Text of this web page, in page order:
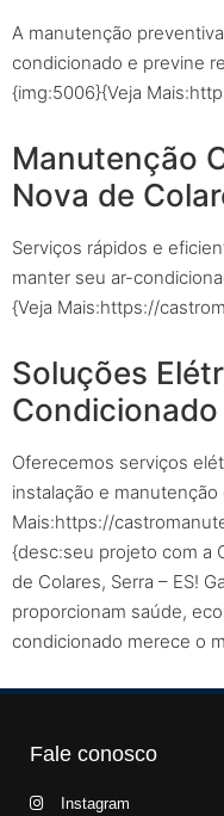
A manutenção
condicionado e previne
{img:5006}{Veja
Manutenção
Nova de
Serviços rápidos e
manter seu ar-
{Veja Mais:https://
Soluções
Condicionado
Oferecemos serviços
instalação e
Mais:https://
{desc:seu projeto com a
de Colares, Serra – ES!
proporcionam saúde,
condicionado merece o
Fale conosco
Instagram